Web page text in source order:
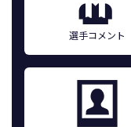
選手コメント